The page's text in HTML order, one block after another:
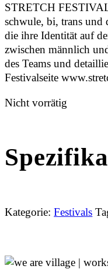
STRETCH
schwule, bi, trans und
die ihre Identität auf
zwischen männlich
des Teams und
Festivalseite
Nicht vorrätig
Kategorie: Festivals